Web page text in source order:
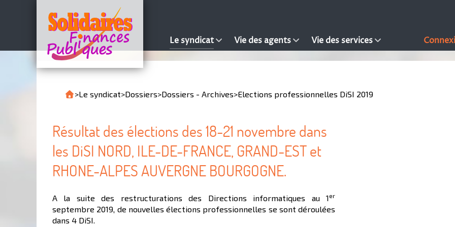
Le syndicat Vie des agents Vie des services
>Le syndicat>Dossiers>Dossiers - Archives>Elections professionnelles DiSI 2019
Résultat des élections des 18-21 novembre dans
les DiSI NORD, ILE-DE-FRANCE, GRAND-EST et
RHONE-ALPES AUVERGNE BOURGOGNE.
A la suite des restructurations des Directions informatiques au 1er
septembre 2019, de nouvelles élections professionnelles se sont déroulées
dans 4 DiSI.